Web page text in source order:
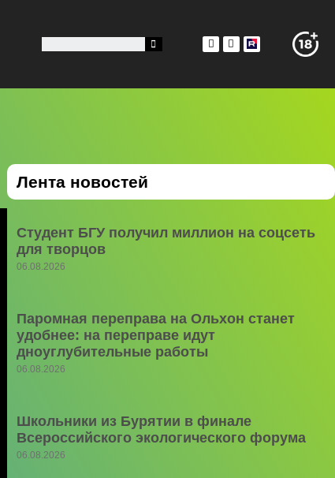
Лента новостей
Студент БГУ получил миллион на соцсеть
для творцов
06.08.2026
Паромная переправа на Ольхон станет
удобнее: на переправе идут
дноуглубительные работы
06.08.2026
Школьники из Бурятии в финале
Всероссийского экологического форума
06.08.2026